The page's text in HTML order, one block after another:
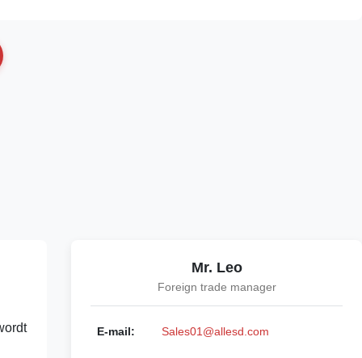
Mr. Leo
Foreign trade manager
E-mail: Sales01@allesd.com